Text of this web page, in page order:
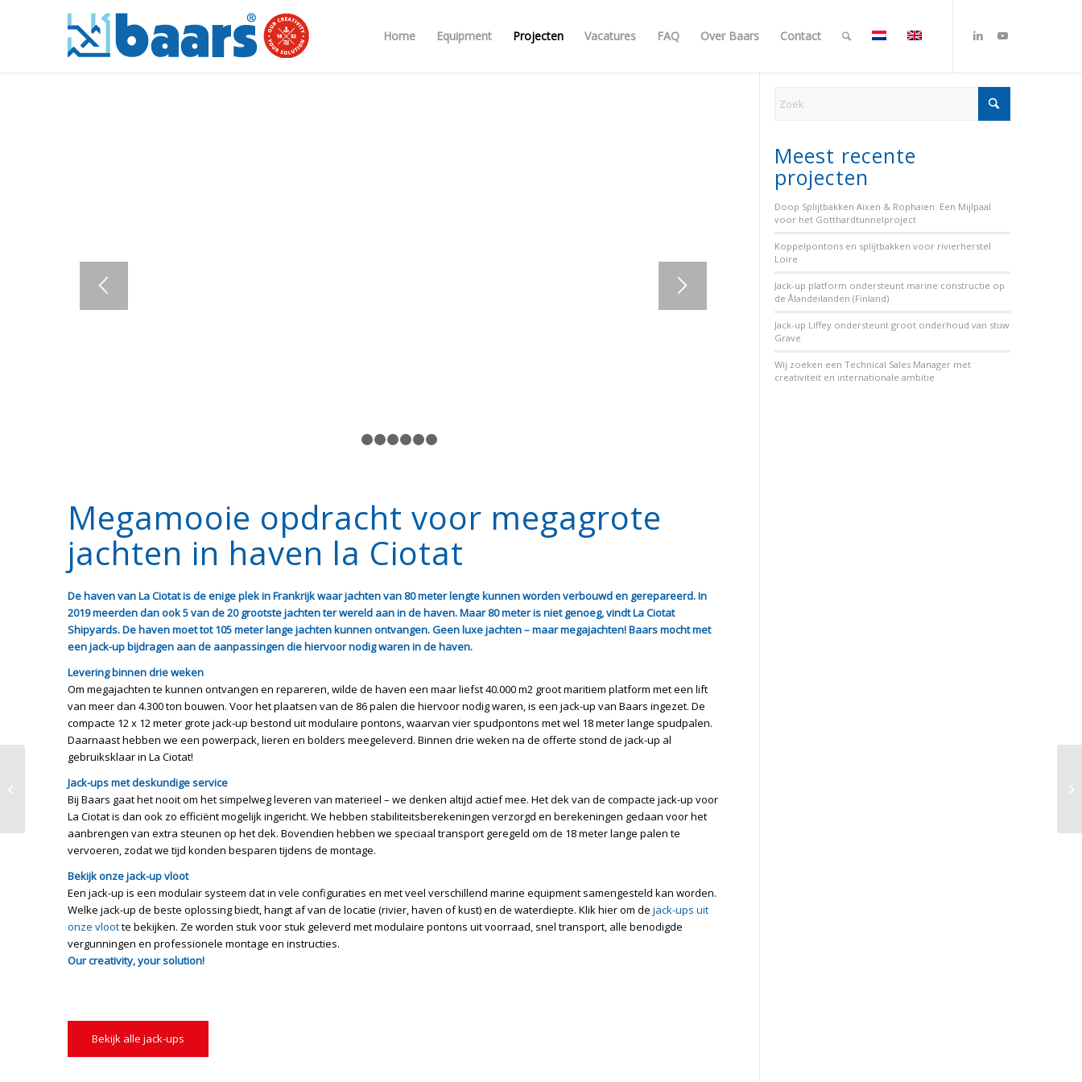
Home Equipment Projecten Vacatures FAQ Over Baars Contact
1
Megamooie opdracht voor megagrote
jachten in haven la Ciotat
De haven van La Ciotat is de enige plek in Frankrijk waar jachten van 80 meter lengte kunnen worden verbouwd en gerepareerd. In
2019 meerden dan ook 5 van de 20 grootste jachten ter wereld aan in de haven. Maar 80 meter is niet genoeg, vindt La Ciotat
Shipyards. De haven moet tot 105 meter lange jachten kunnen ontvangen. Geen luxe jachten – maar megajachten! Baars mocht met
een jack-up bijdragen aan de aanpassingen die hiervoor nodig waren in de haven.
Levering binnen drie weken
Om megajachten te kunnen ontvangen en repareren, wilde de haven een maar liefst 40.000 m2 groot maritiem platform met een lift
van meer dan 4.300 ton bouwen. Voor het plaatsen van de 86 palen die hiervoor nodig waren, is een jack-up van Baars ingezet. De
compacte 12 x 12 meter grote jack-up bestond uit modulaire pontons, waarvan vier spudpontons met wel 18 meter lange spudpalen.
Daarnaast hebben we een powerpack, lieren en bolders meegeleverd. Binnen drie weken na de offerte stond de jack-up al
gebruiksklaar in La Ciotat!
Jack-ups met deskundige service
Bij Baars gaat het nooit om het simpelweg leveren van materieel – we denken altijd actief mee. Het dek van de compacte jack-up voor
La Ciotat is dan ook zo efficiënt mogelijk ingericht. We hebben stabiliteitsberekeningen verzorgd en berekeningen gedaan voor het
aanbrengen van extra steunen op het dek. Bovendien hebben we speciaal transport geregeld om de 18 meter lange palen te
vervoeren, zodat we tijd konden besparen tijdens de montage.
Bekijk onze jack-up vloot
Een jack-up is een modulair systeem dat in vele configuraties en met veel verschillend marine equipment samengesteld kan worden.
Welke jack-up de beste oplossing biedt, hangt af van de locatie (rivier, haven of kust) en de waterdiepte. Klik hier om de jack-ups uit
onze vlootte bekijken. Ze worden stuk voor stuk geleverd met modulaire pontons uit voorraad, snel transport, alle benodigde
vergunningen en professionele montage en instructies.
Our creativity, your solution!
Bekijk alle jack-ups
Meest recente
projecten
Doop Splijtbakken Aixen & Rophaien: Een Mijlpaal
voor het Gotthardtunnelproject
Koppelpontons en splijtbakken voor rivierherstel
Loire
Jack-up platform ondersteunt marine constructie op
de Ålandeilanden (Finland)
Jack-up Liffey ondersteunt groot onderhoud van stuw
Grave
Wij zoeken een Technical Sales Manager met
creativiteit en internationale ambitie
overbruggen de
reparatietijd